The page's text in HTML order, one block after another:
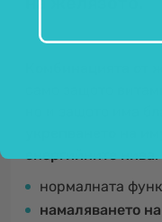
енергийните нива.
нормалната
намаляването